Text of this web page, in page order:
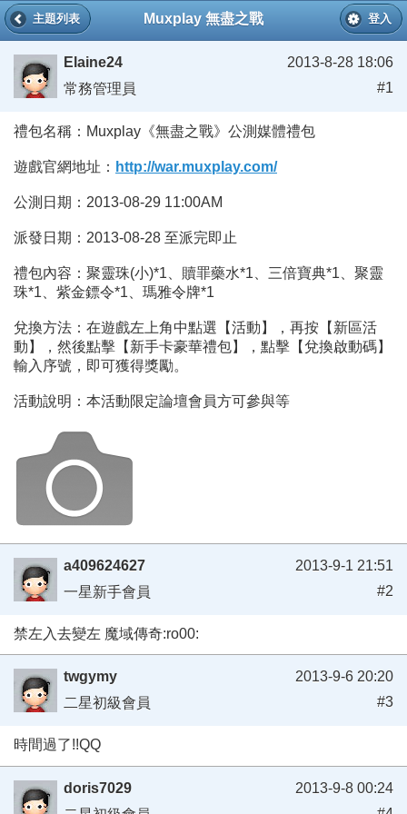
Muxplay 無盡之戰
主題列表 登入
Elaine24
常務管理員
2013-8-28 18:06
#1
禮包名稱：Muxplay《無盡之戰》公測媒體禮包
遊戲官網地址： http://war.muxplay.com/
公測日期：2013-08-29 11:00AM
派發日期：2013-08-28 至派完即止
禮包內容：聚靈珠(小)*1、贖罪藥水*1、三倍寶典*1、聚靈
珠*1、紫金鏢令*1、瑪雅令牌*1
兌換方法：在遊戲左上角中點選【活動】，再按【新區活
動】，然後點擊【新手卡豪華禮包】，點擊【兌換啟動碼】
輸入序號，即可獲得獎勵。
活動說明：本活動限定論壇會員方可參與等
a409624627
一星新手會員
2013-9-1 21:51
#2
禁左入去變左 魔域傳奇:ro00:
twgymy
二星初級會員
2013-9-6 20:20
#3
時間過了!!QQ
doris7029
2013-9-8 00:24